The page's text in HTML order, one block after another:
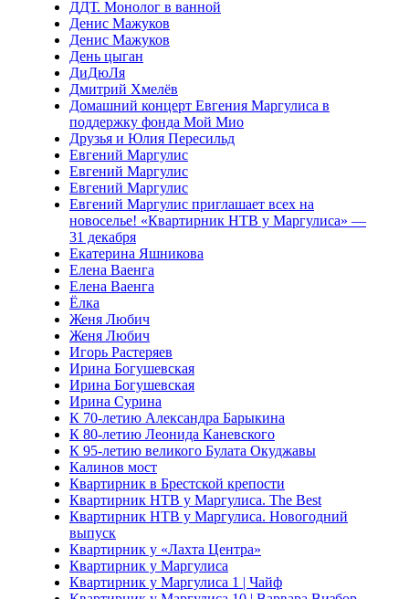
ДДТ. Монолог в ванной
Денис Мажуков
Денис Мажуков
День цыган
ДиДюЛя
Дмитрий Хмелёв
Домашний концерт Евгения Маргулиса в
поддержку фонда Мой Мио
Друзья и Юлия Пересильд
Евгений Маргулис
Евгений Маргулис
Евгений Маргулис
Евгений Маргулис приглашает всех на
новоселье! «Квартирник НТВ у Маргулиса» —
31 декабря
Екатерина Яшникова
Елена Ваенга
Елена Ваенга
Ёлка
Женя Любич
Женя Любич
Игорь Растеряев
Ирина Богушевская
Ирина Богушевская
Ирина Сурина
К 70-летию Александра Барыкина
К 80-летию Леонида Каневского
К 95-летию великого Булата Окуджавы
Калинов мост
Квартирник в Брестской крепости
Квартирник НТВ у Маргулиса. The Best
Квартирник НТВ у Маргулиса. Новогодний
выпуск
Квартирник у «Лахта Центра»
Квартирник у Маргулиса
Квартирник у Маргулиса 1 | Чайф